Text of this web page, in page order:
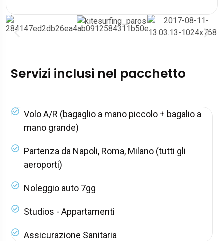
Servizi inclusi nel pacchetto
Volo A/R (bagaglio a mano piccolo + bagalio a
mano grande)
Partenza da Napoli, Roma, Milano (tutti gli
aeroporti)
Noleggio auto 7gg
Studios - Appartamenti
Assicurazione Sanitaria